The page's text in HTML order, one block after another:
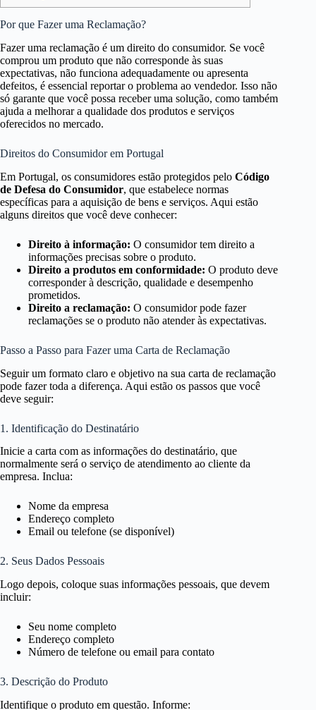
Por que Fazer uma Reclamação?
Fazer uma reclamação é um direito do consumidor. Se você
comprou um produto que não corresponde às suas
expectativas, não funciona adequadamente ou apresenta
defeitos, é essencial reportar o problema ao vendedor. Isso não
só garante que você possa receber uma solução, como também
ajuda a melhorar a qualidade dos produtos e serviços
oferecidos no mercado.
Direitos do Consumidor em Portugal
Em Portugal, os consumidores estão protegidos pelo Código
de Defesa do Consumidor, que estabelece normas
específicas para a aquisição de bens e serviços. Aqui estão
alguns direitos que você deve conhecer:
Direito à informação: O consumidor tem direito a
informações precisas sobre o produto.
Direito a produtos em conformidade: O produto deve
corresponder à descrição, qualidade e desempenho
prometidos.
Direito a reclamação: O consumidor pode fazer
reclamações se o produto não atender às expectativas.
Passo a Passo para Fazer uma Carta de Reclamação
Seguir um formato claro e objetivo na sua carta de reclamação
pode fazer toda a diferença. Aqui estão os passos que você
deve seguir:
1. Identificação do Destinatário
Inicie a carta com as informações do destinatário, que
normalmente será o serviço de atendimento ao cliente da
empresa. Inclua:
Nome da empresa
Endereço completo
Email ou telefone (se disponível)
2. Seus Dados Pessoais
Logo depois, coloque suas informações pessoais, que devem
incluir:
Seu nome completo
Endereço completo
Número de telefone ou email para contato
3. Descrição do Produto
Identifique o produto em questão. Informe: